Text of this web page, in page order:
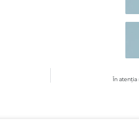
În atenţia